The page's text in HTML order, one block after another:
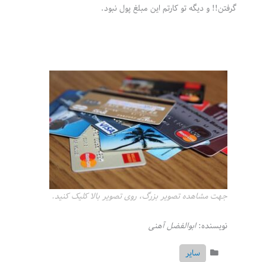
گرفتن!! و دیگه تو کارتم این مبلغ پول نبود.
جهت مشاهده تصویر بزرگ، روی تصویر بالا کلیک کنید.
نویسنده:ابوالفضل آهنی
سایر